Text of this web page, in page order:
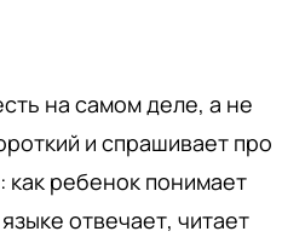
на самом деле, а не
и спрашивает про
ребенок понимает
отвечает, читает